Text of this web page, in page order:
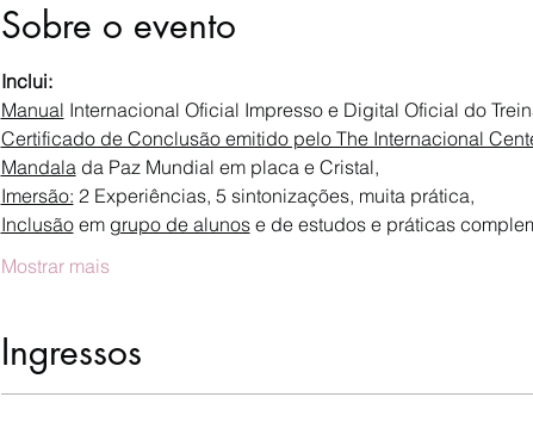
Sobre o evento
Inclui:
Manual Internacional Oficial Impresso e Digital Oficial do
Certificado de Conclusão emitido pelo The Internacional
Mandala da Paz Mundial em placa e Cristal,
Imersão: 2 Experiências, 5 sintonizações, muita prática,
Inclusão em grupo de alunos e de estudos e práticas
Mostrar mais
Ingressos